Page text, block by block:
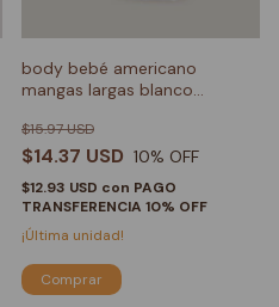
body bebé americano
mangas largas blanco
$14.37 USD
$15.97 USD
10% OFF
$12.93 USD con PAGO
TRANSFERENCIA 10% OFF
¡Última unidad!
Comprar